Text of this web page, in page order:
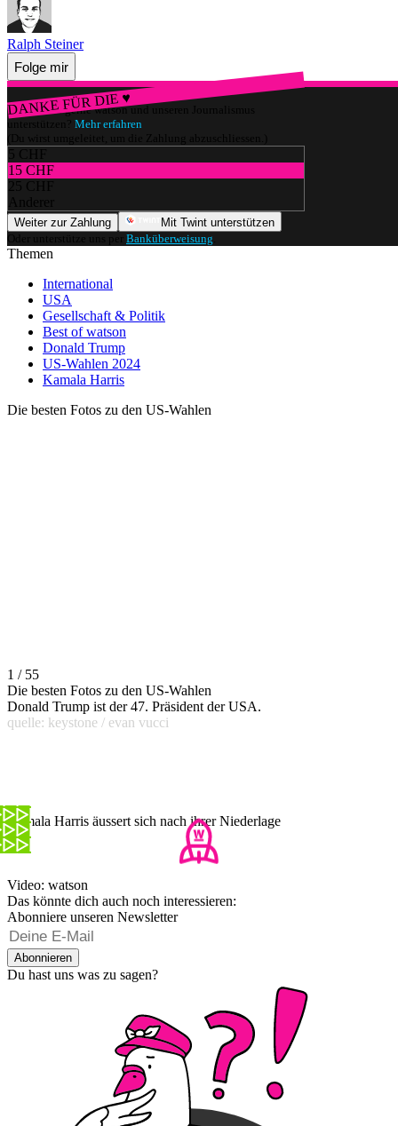
Ralph Steiner
Folge mir
DANKE FÜR DIE ♥
Würdest du gerne watson und unseren Journalismus
unterstützen? Mehr erfahren
(Du wirst umgeleitet, um die Zahlung abzuschliessen.)
5 CHF
15 CHF
25 CHF
Anderer
Weiter zur Zahlung
Mit Twint unterstützen
Oder unterstütze uns per Banküberweisung
Themen
International
USA
Gesellschaft & Politik
Best of watson
Donald Trump
US-Wahlen 2024
Kamala Harris
Die besten Fotos zu den US-Wahlen
1 / 55
Die besten Fotos zu den US-Wahlen
Donald Trump ist der 47. Präsident der USA.
quelle: keystone / evan vucci
Kamala Harris äussert sich nach ihrer Niederlage
Video: watson
Das könnte dich auch noch interessieren:
Abonniere unseren Newsletter
Abonnieren
Du hast uns was zu sagen?